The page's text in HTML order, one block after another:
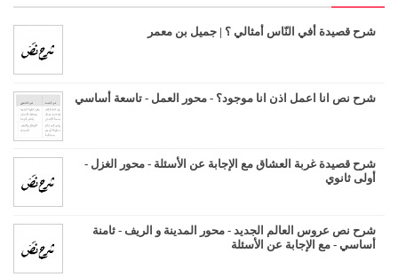
شرح قصيدة أفي النّاس أمثالي ؟ | جميل بن معمر
شرح نص انا اعمل اذن انا موجود؟ - محور العمل - تاسعة أساسي
شرح قصيدة غربة العشاق مع الإجابة عن الأسئلة - محور الغزل -
أولى ثانوي
شرح نص عروس العالم الجديد - محور المدينة و الريف - ثامنة
أساسي - مع الإجابة عن الأسئلة